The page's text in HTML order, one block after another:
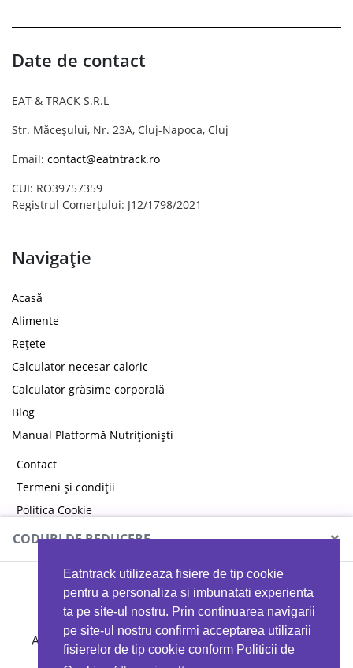
Eatntrack utilizeaza fisiere de tip cookie
pentru a personaliza si imbunatati experienta
ta pe site-ul nostru. Prin continuarea navigarii
pe site-ul nostru confirmi acceptarea utilizarii
fisierelor de tip cookie conform Politicii de
Date de contact
EAT & TRACK S.R.L
Str. Măceșului, Nr. 23A, Cluj-Napoca, Cluj
Email: contact@eatntrack.ro
CUI: RO39757359
Registrul Comerțului: J12/1798/2021
Navigație
Acasă
Alimente
Rețete
Calculator necesar caloric
Calculator grăsime corporală
Blog
Manual Platformă Nutriționiști
Contact
Termeni și condiții
Politica Cookie
Politica de confidențialitate
CODURI DE REDUCERE ×
MYPROTEIN
Ai 40%reducere la orice comandă folosind codul
EATTRACK